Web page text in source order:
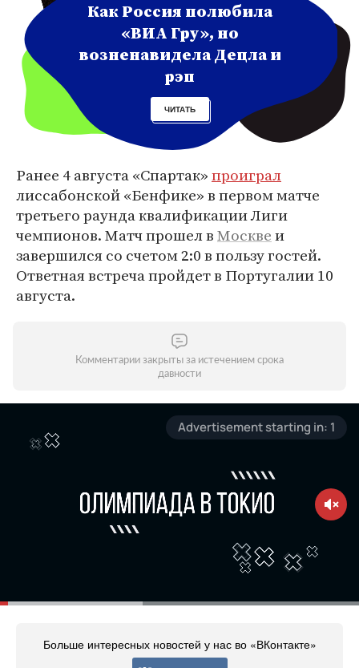
Как Россия полюбила
«ВИА Гру», но
возненавидела Децла и
рэп
ЧИТАТЬ
Ранее 4 августа «Спартак»проиграл
лиссабонской «Бенфике» в первом матче
третьего раунда квалификации Лиги
чемпионов. Матч прошел вМосквеи
завершился со счетом 2:0 в пользу гостей.
Ответная встреча пройдет в Португалии 10
августа.
Комментарии закрыты за истечением срока
давности
Больше интересных новостей у нас во «ВКонтакте»